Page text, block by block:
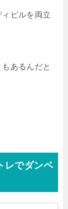
ビルを両立
あるんだと
レでダンベ